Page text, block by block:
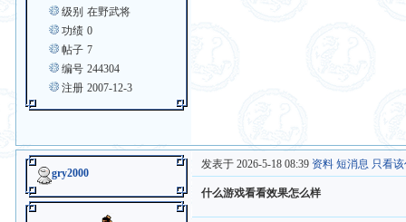
级别 在野武将
功绩 0
帖子 7
编号 244304
注册 2007-12-3
gry2000
发表于 2026-5-18 08:39 资料 短消息 只看
什么游戏看看效果怎么样